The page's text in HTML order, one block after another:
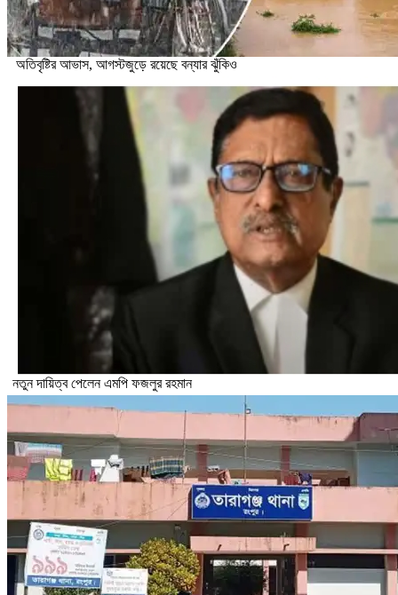
অতিবৃষ্টির আভাস, আগস্টজুড়ে রয়েছে বন্যার ঝুঁকিও
নতুন দায়িত্ব পেলেন এমপি ফজলুর রহমান